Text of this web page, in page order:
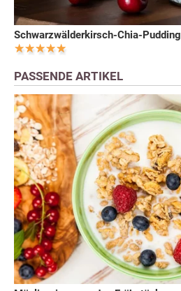
Schwarzwälderkirsch-Chia-Pudding
PASSENDE ARTIKEL